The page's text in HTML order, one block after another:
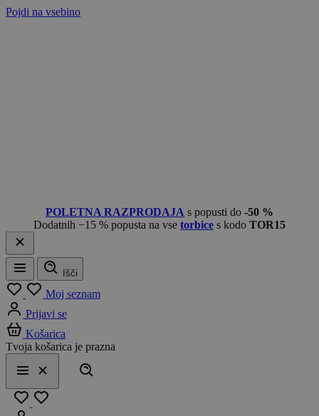
Pojdi na vsebino
POLETNA RAZPRODAJA s popusti do -50 %
Dodatnih −15 % popusta na vse torbice s kodo TOR15
Meni
Išči
Moj seznam
Prijavi se
Košarica
Tvoja košarica je prazna
Meni
Zapri